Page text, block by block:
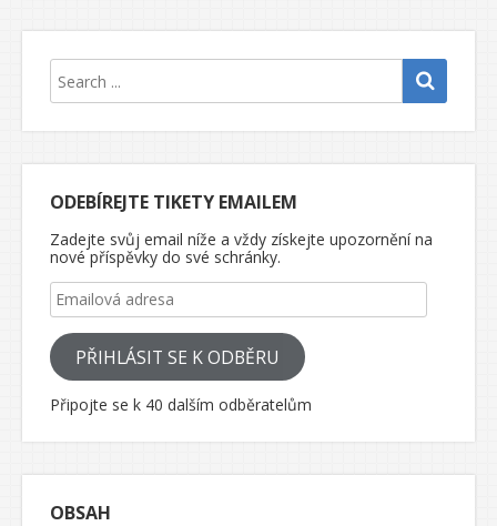
ODEBÍREJTE TIKETY EMAILEM
Zadejte svůj email níže a vždy získejte upozornění na
nové příspěvky do své schránky.
Emailová adresa
PŘIHLÁSIT SE K ODBĚRU
Připojte se k 40 dalším odběratelům
OBSAH